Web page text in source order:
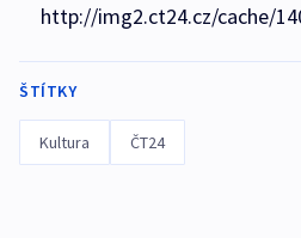
http://img2.ct24.cz/cache/
ŠTÍTKY
Kultura ČT24